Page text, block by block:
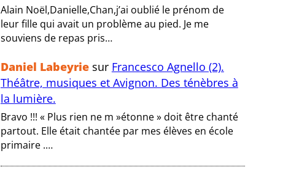
Alain Noël,Danielle,Chan,j’ai oublié le prénom de
leur fille qui avait un problème au pied. Je me
souviens de repas pris…
Daniel Labeyriesur Francesco Agnello (2).
Théâtre, musiques et Avignon. Des ténèbres à
la lumière.
Bravo !!! « Plus rien ne m »étonne » doit être chanté
partout. Elle était chantée par mes élèves en école
primaire .…